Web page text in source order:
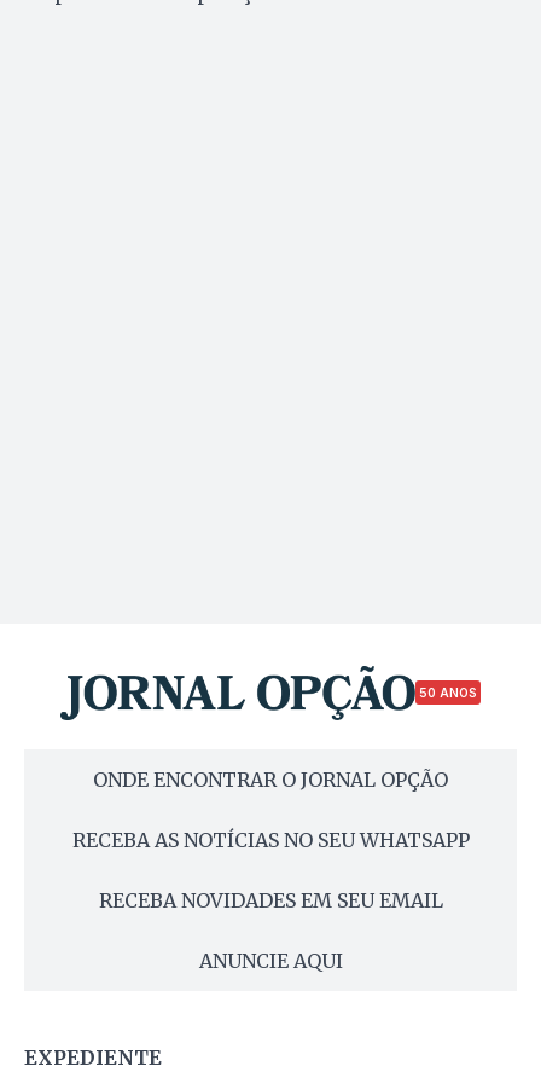
50 ANOS
ONDE ENCONTRAR O JORNAL OPÇÃO
RECEBA AS NOTÍCIAS NO SEU WHATSAPP
RECEBA NOVIDADES EM SEU EMAIL
ANUNCIE AQUI
EXPEDIENTE